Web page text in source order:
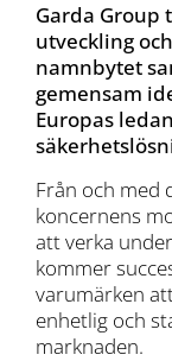
Garda Group
utveckling
namnbytet
gemensam
Europas
Från och med
koncernens
att verka
kommer
varumärken
enhetlig och
marknaden.